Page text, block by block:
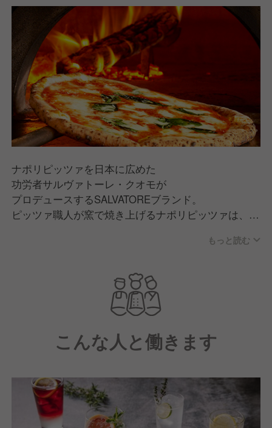
ナポリピッツァを日本に広めた
功労者サルヴァトーレ・クオモが
プロデュースするSALVATOREブランド。
ピッツァ職人が窯で焼き上げるナポリピッツァは、
デリバリーも行っています。
ワインやアンティパスト、セコンドも充実。
本物の味をカジュアルにお楽しみいただけます。
もっと読む
こんな人と働きます